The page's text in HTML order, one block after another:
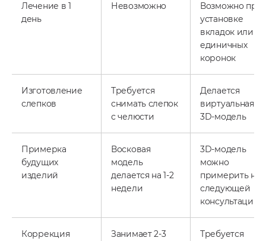
Лечение в 1
день
Невозможно
Возможно при
установке
вкладок или
единичных
коронок
Изготовление
слепков
Требуется
снимать слепок
с челюсти
Делается
виртуальная
3D-модель
Примерка
будущих
изделий
Восковая
модель
делается на 1-2
недели
3D-модель
можно
примерить на
следующей
консультации
Коррекция
Занимает 2-3
Требуется